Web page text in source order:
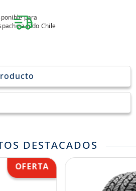
para
a todo Chile
DESTACADOS